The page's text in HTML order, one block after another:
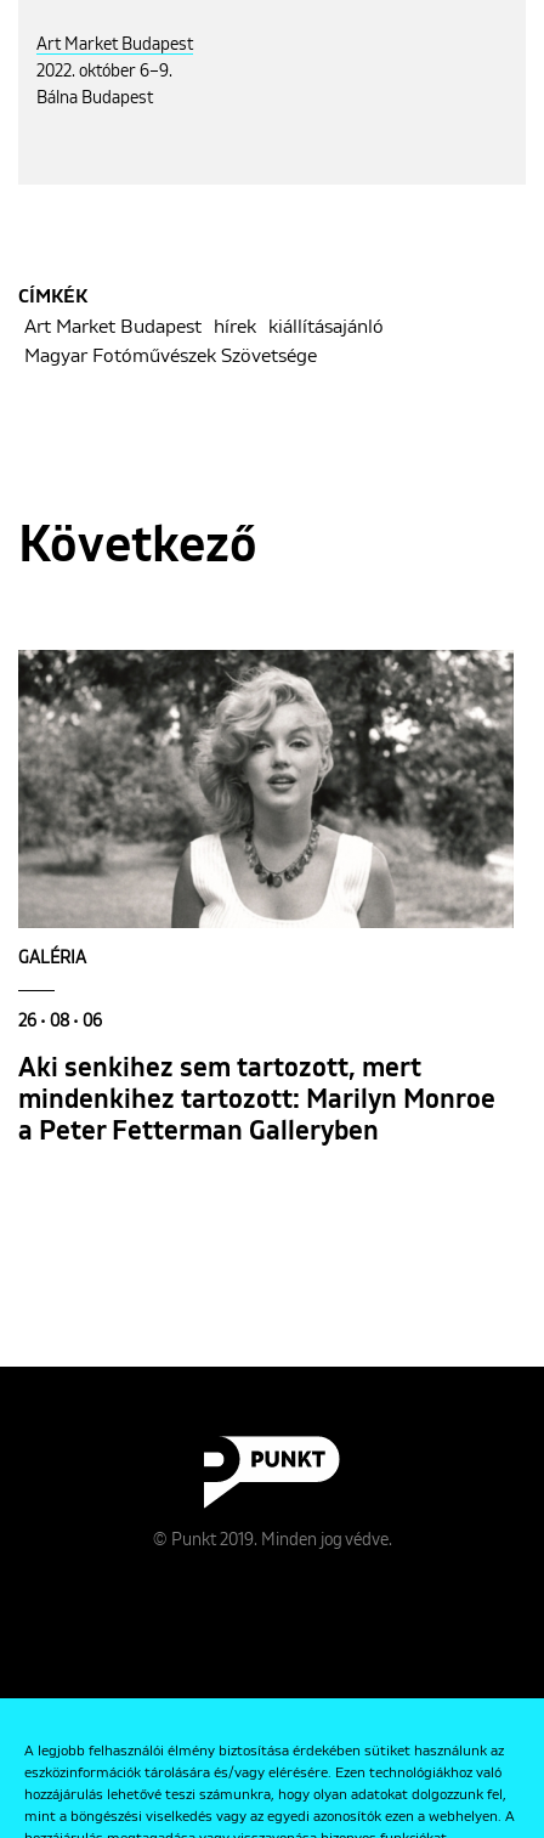
A legjobb felhasználói élmény biztosítása érdekében sütiket használunk az
eszközinformációk tárolására és/vagy elérésére. Ezen technológiákhoz való
hozzájárulás lehetővé teszi számunkra, hogy olyan adatokat dolgozzunk fel,
mint a böngészési viselkedés vagy az egyedi azonosítók ezen a webhelyen. A
Art Market Budapest
2022. október 6–9.
Bálna Budapest
CÍMKÉK
Art Market Budapest
hírek
kiállításajánló
Magyar Fotóművészek Szövetsége
Következő
GALÉRIA
26 • 08 • 06
Aki senkihez sem tartozott, mert
mindenkihez tartozott: Marilyn Monroe
a Peter Fetterman Galleryben
© Punkt 2019. Minden jog védve.
Kapcsolat
Adatkezelési és Adatvédelmi Szabályzat